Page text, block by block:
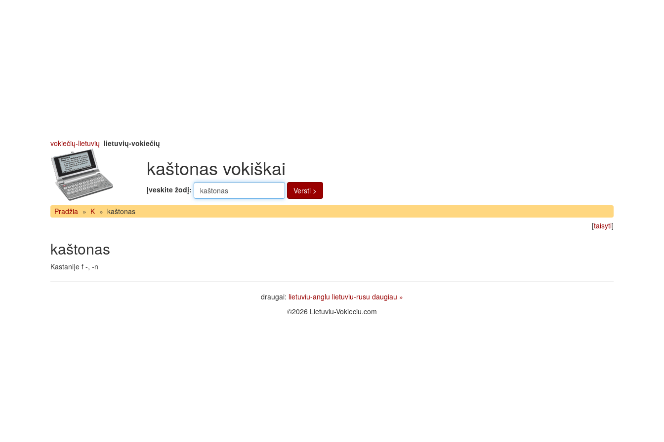
vokiečių-lietuvių lietuvių-vokiečių
kaštonas vokiškai
Įveskite žodį: Versti >
Pradžia » K » kaštonas
[taisyti]
kaštonas
Kastani|e f -, -n
draugai: lietuviu-anglu lietuviu-rusu daugiau »
©2026 Lietuviu-Vokieciu.com